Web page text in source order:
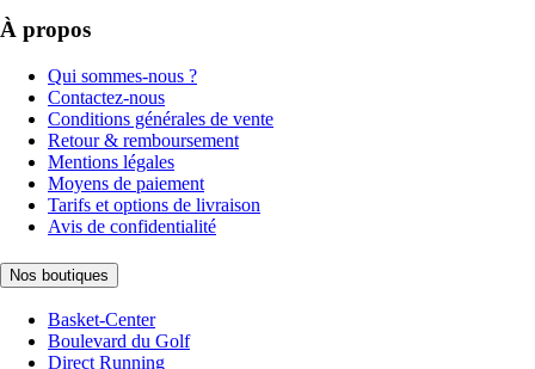
À propos
Qui sommes-nous ?
Contactez-nous
Conditions générales de vente
Retour & remboursement
Mentions légales
Moyens de paiement
Tarifs et options de livraison
Avis de confidentialité
Nos boutiques
Basket-Center
Boulevard du Golf
Direct Running